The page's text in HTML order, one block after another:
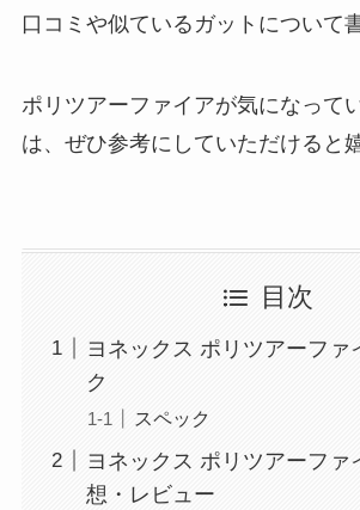
口コミや似ているガットについて
ポリツアーファイアが気になって
は、ぜひ参考にしていただけると
目次
ヨネックス ポリツアーファ
ク
スペック
ヨネックス ポリツアーファ
想・レビュー